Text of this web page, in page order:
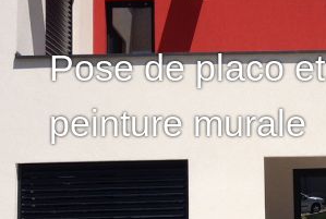
Pose de placo et
peinture murale